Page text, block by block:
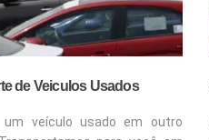
de Veiculos Usados
um veículo usado em outro